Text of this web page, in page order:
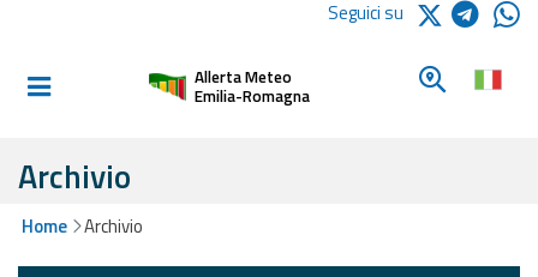
Informati e
Allerte E
Seguici su
Allerta Meteo
Emilia-Romagna
Cerca un
Archivio
Home Archivio